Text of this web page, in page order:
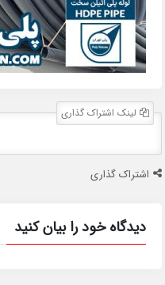
لینک اشتراک گذاری
اشتراک گذاری
دیدگاه خود را بیان کنید